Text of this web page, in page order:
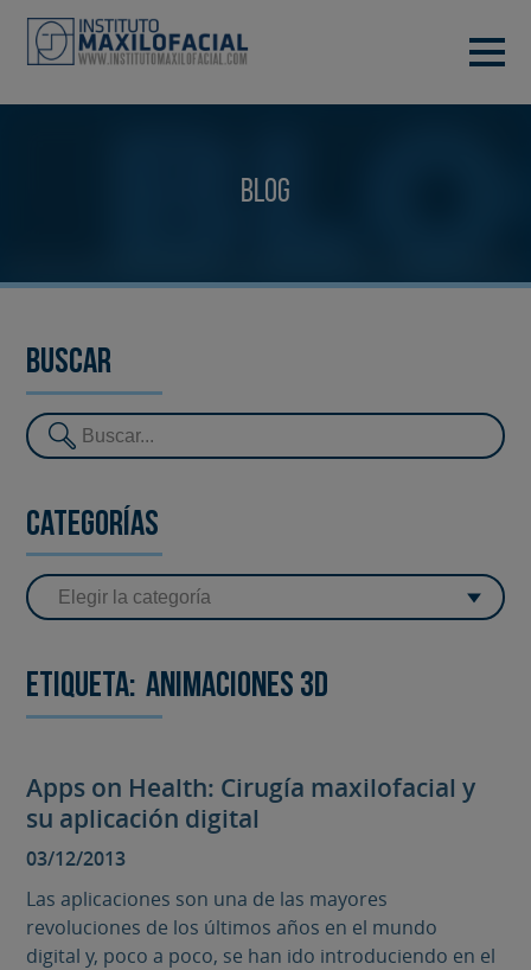
Blog
Buscar
Categorías
Etiqueta: animaciones 3D
Apps on Health: Cirugía maxilofacial y
su aplicación digital
03/12/2013
Las aplicaciones son una de las mayores
revoluciones de los últimos años en el mundo
digital y, poco a poco, se han ido introduciendo en el